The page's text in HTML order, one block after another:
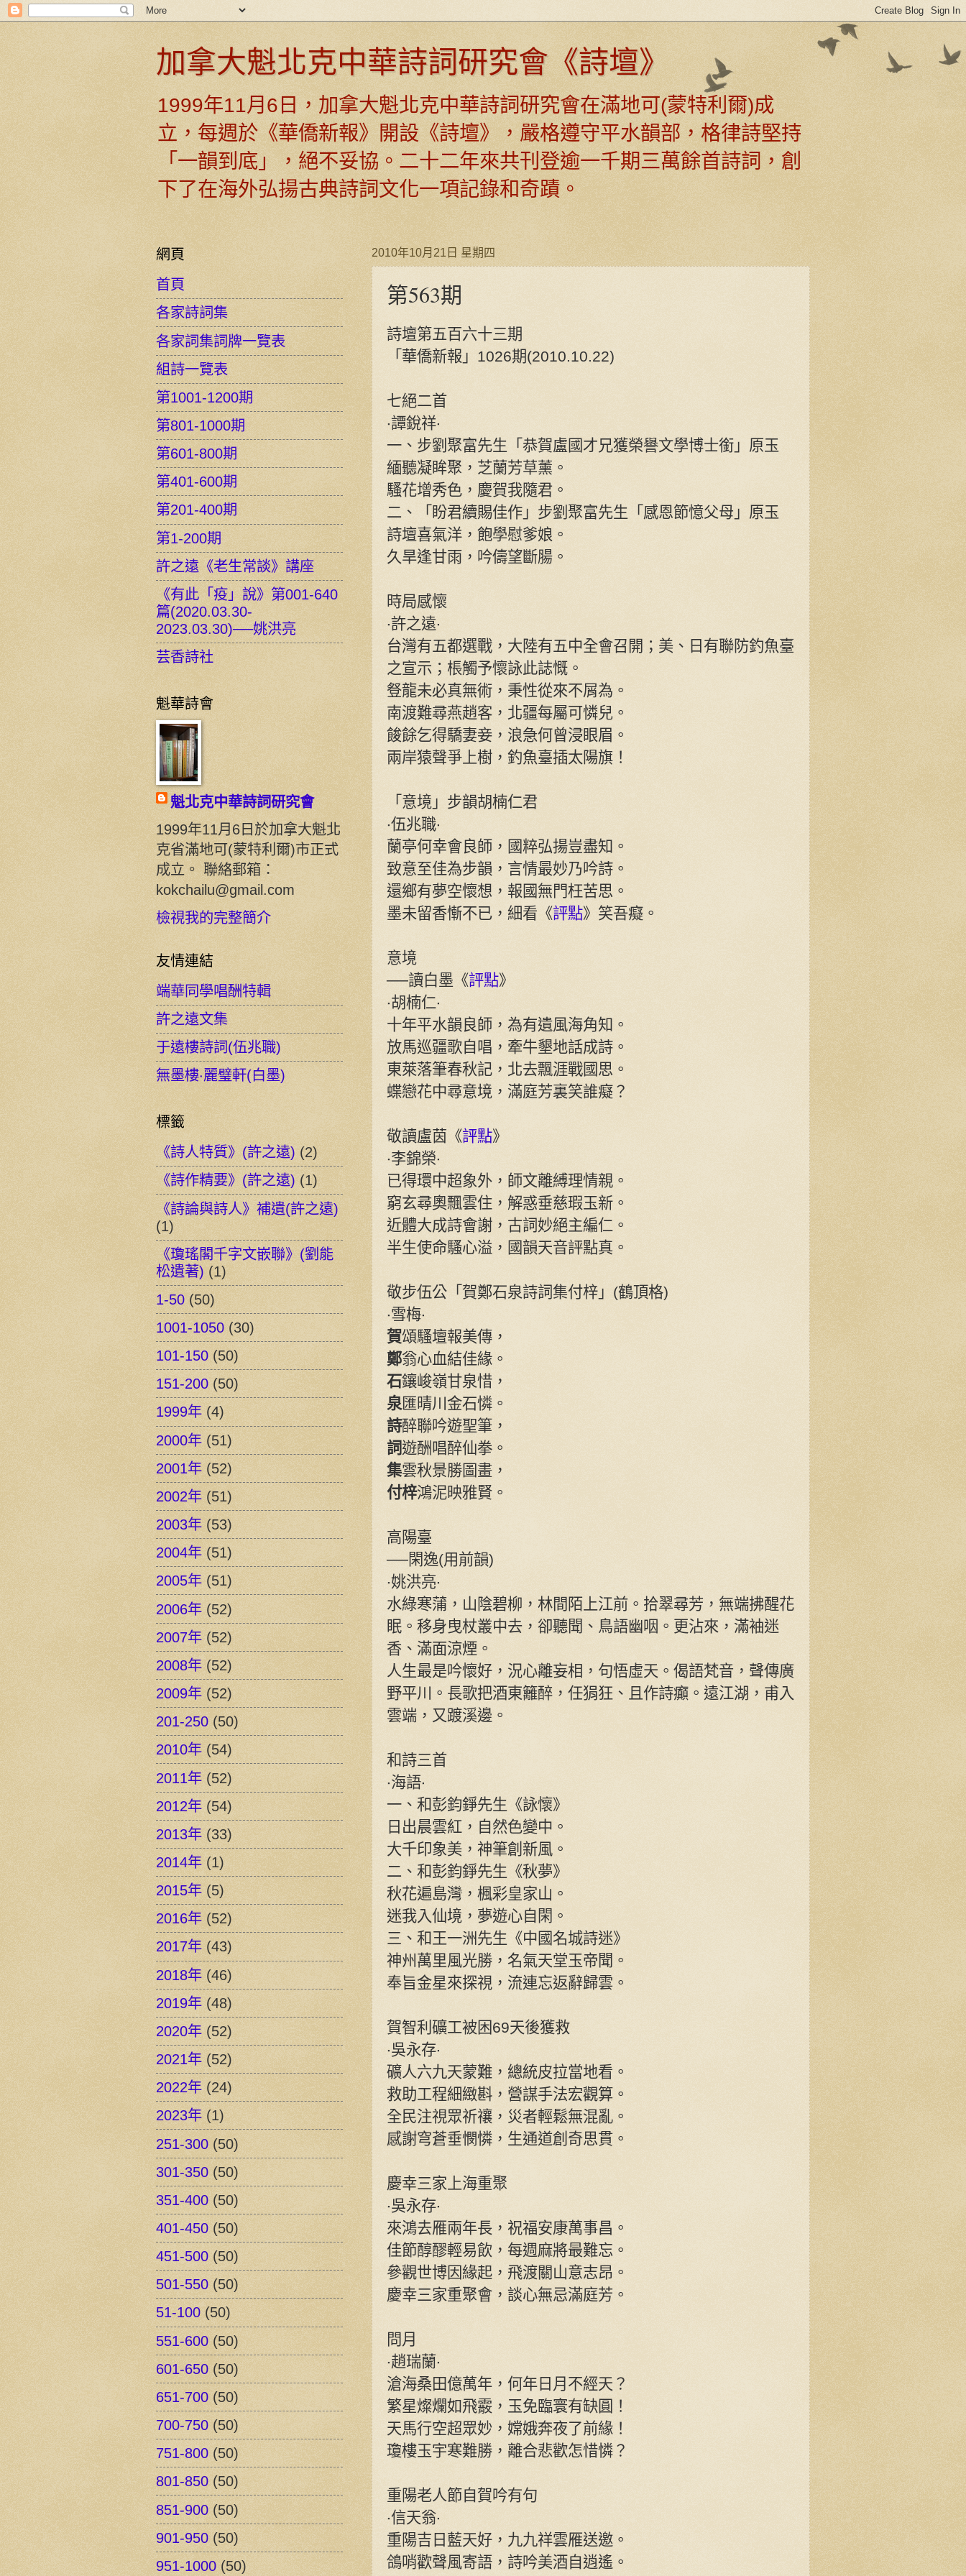
加拿大魁北克中華詩詞研究會《詩壇》
1999年11月6日，加拿大魁北克中華詩詞研究會在滿地可(蒙特利爾)成
立，每週於《華僑新報》開設《詩壇》，嚴格遵守平水韻部，格律詩堅持
「一韻到底」，絕不妥協。二十二年來共刊登逾一千期三萬餘首詩詞，創
下了在海外弘揚古典詩詞文化一項記錄和奇蹟。
2010年10月21日 星期四
第563期
詩壇第五百六十三期
「華僑新報」1026期(2010.10.22)
七絕二首
‧譚銳祥‧
一、步劉聚富先生「恭賀盧國才兄獲榮譽文學博士銜」原玉
緬聽凝眸聚，芝蘭芳草薰。
騷花增秀色，慶賀我隨君。
二、「盼君續賜佳作」步劉聚富先生「感恩節憶父母」原玉
詩壇喜氣洋，飽學慰爹娘。
久旱逢甘雨，吟儔望斷腸。
時局感懷
‧許之遠‧
台灣有五都選戰，大陸有五中全會召開；美、日有聯防釣魚臺
之宣示；棖觸予懷詠此誌慨。
豋龍未必真無術，秉性從來不屑為。
南渡難尋燕趙客，北疆每屬可憐兒。
餕餘乞得驕妻妾，浪急何曾浸眼眉。
兩岸猿聲爭上樹，釣魚臺插太陽旗！
「意境」步韻胡楠仁君
‧伍兆職‧
蘭亭何幸會良師，國粹弘揚豈盡知。
致意至佳為步韻，言情最妙乃吟詩。
還鄉有夢空懷想，報國無門枉苦思。
墨未留香慚不已，細看《評點》笑吾癡。
意境
──讀白墨《評點》
‧胡楠仁‧
十年平水韻良師，為有遺風海角知。
放馬巡疆歌自唱，牽牛墾地話成詩。
東萊落筆春秋記，北去飄涯戰國思。
蝶戀花中尋意境，滿庭芳裏笑誰癡？
敬讀盧茵《評點》
‧李錦榮‧
已得環中超象外，師文離縛理情親。
窮玄尋奧飄雲住，解惑垂慈瑕玉新。
近體大成詩會謝，古詞妙絕主編仁。
半生使命騷心溢，國韻天音評點真。
敬步伍公「賀鄭石泉詩詞集付梓」(鶴頂格)
‧雪梅‧
賀頌騷壇報美傳，
鄭翁心血結佳緣。
石鑲峻嶺甘泉惜，
泉匯晴川金石憐。
詩醉聯吟遊聖筆，
詞遊酬唱醉仙拳。
集雲秋景勝圖畫，
付梓鴻泥映雅賢。
高陽臺
──閑逸(用前韻)
‧姚洪亮‧
水綠寒蒲，山陰碧柳，林間陌上江前。拾翠尋芳，無端拂醒花
眠。移身曳杖叢中去，卻聽聞、鳥語幽咽。更沾來，滿袖迷
香、滿面涼煙。
人生最是吟懷好，況心離妄相，句悟虛天。偈語梵音，聲傳廣
野平川。長歌把酒東籬醉，任狷狂、且作詩癲。遠江湖，甫入
雲端，又踱溪邊。
和詩三首
‧海語‧
一、和彭鈞錚先生《詠懷》
日出晨雲紅，自然色變中。
大千印象美，神筆創新風。
二、和彭鈞錚先生《秋夢》
秋花遍島灣，楓彩皇家山。
迷我入仙境，夢遊心自閑。
三、和王一洲先生《中國名城詩迷》
神州萬里風光勝，名氣天堂玉帝聞。
奉旨金星來探視，流連忘返辭歸雲。
賀智利礦工被困69天後獲救
‧吳永存‧
礦人六九天蒙難，總統皮拉當地看。
救助工程細緻斟，營謀手法宏觀算。
全民注視眾祈禳，災者輕鬆無混亂。
感謝穹蒼垂憫憐，生通道創奇思貫。
慶幸三家上海重聚
‧吳永存‧
來鴻去雁兩年長，祝福安康萬事昌。
佳節醇醪輕易飲，每週麻將最難忘。
參觀世博因緣起，飛渡關山意志昂。
慶幸三家重聚會，談心無忌滿庭芳。
問月
‧趙瑞蘭‧
滄海桑田億萬年，何年日月不經天？
繁星燦爛如飛霰，玉免臨寰有缺圓！
天馬行空超眾妙，嫦娥奔夜了前緣！
瓊樓玉宇寒難勝，離合悲歡怎惜憐？
重陽老人節自賀吟有句
‧信天翁‧
重陽吉日藍天好，九九祥雲雁送邀。
鴿哨歡聲風寄語，詩吟美酒自逍遙。
網頁
首頁
各家詩詞集
各家詞集詞牌一覽表
組詩一覽表
第1001-1200期
第801-1000期
第601-800期
第401-600期
第201-400期
第1-200期
許之遠《老生常談》講座
《有此「疫」說》第001-640
篇(2020.03.30-
2023.03.30)──姚洪亮
芸香詩社
魁華詩會
魁北克中華詩詞研究會
1999年11月6日於加拿大魁北
克省滿地可(蒙特利爾)市正式
成立。 聯絡郵箱：
kokchailu@gmail.com
檢視我的完整簡介
友情連結
端華同學唱酬特輯
許之遠文集
于遠樓詩詞(伍兆職)
無墨樓‧麗璧軒(白墨)
標籤
《詩人特質》(許之遠) (2)
《詩作精要》(許之遠) (1)
《詩論與詩人》補遺(許之遠)
(1)
《瓊瑤閣千字文嵌聯》(劉能
松遺著) (1)
1-50 (50)
1001-1050 (30)
101-150 (50)
151-200 (50)
1999年 (4)
2000年 (51)
2001年 (52)
2002年 (51)
2003年 (53)
2004年 (51)
2005年 (51)
2006年 (52)
2007年 (52)
2008年 (52)
2009年 (52)
201-250 (50)
2010年 (54)
2011年 (52)
2012年 (54)
2013年 (33)
2014年 (1)
2015年 (5)
2016年 (52)
2017年 (43)
2018年 (46)
2019年 (48)
2020年 (52)
2021年 (52)
2022年 (24)
2023年 (1)
251-300 (50)
301-350 (50)
351-400 (50)
401-450 (50)
451-500 (50)
501-550 (50)
51-100 (50)
551-600 (50)
601-650 (50)
651-700 (50)
700-750 (50)
751-800 (50)
801-850 (50)
851-900 (50)
901-950 (50)
951-1000 (50)